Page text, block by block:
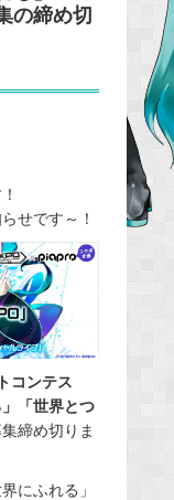
の締め切
せです～！
コンテス
「世界とつ
締め切りま
にふれる」